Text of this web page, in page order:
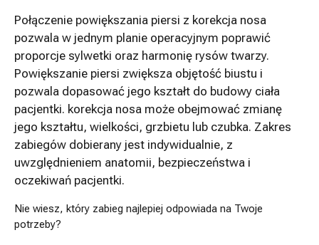
Połączenie powiększania piersi z korekcja nosa
pozwala w jednym planie operacyjnym poprawić
proporcje sylwetki oraz harmonię rysów twarzy.
Powiększanie piersi zwiększa objętość biustu i
pozwala dopasować jego kształt do budowy ciała
pacjentki. korekcja nosa może obejmować zmianę
jego kształtu, wielkości, grzbietu lub czubka. Zakres
zabiegów dobierany jest indywidualnie, z
uwzględnieniem anatomii, bezpieczeństwa i
oczekiwań pacjentki.
Nie wiesz, który zabieg najlepiej odpowiada na Twoje
potrzeby?